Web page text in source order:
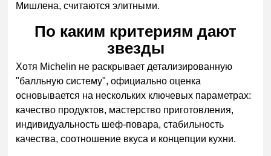
Мишлена, считаются элитными.
По каким критериям дают
звезды
Хотя Michelin не раскрывает детализированную
"балльную систему", официально оценка
основывается на нескольких ключевых параметрах:
качество продуктов, мастерство приготовления,
индивидуальность шеф-повара, стабильность
качества, соотношение вкуса и концепции кухни.